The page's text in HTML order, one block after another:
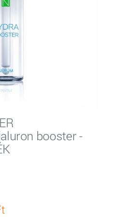
booster -